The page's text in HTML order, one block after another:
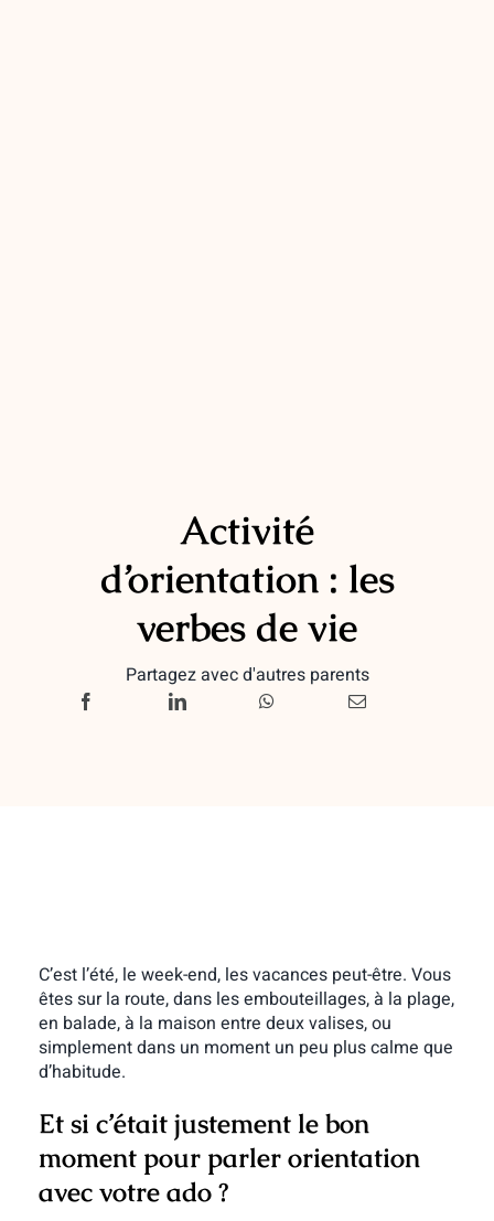
Activité
d’orientation : les
verbes de vie
Partagez avec d'autres parents
C’est l’été, le week-end, les vacances peut-être. Vous
êtes sur la route, dans les embouteillages, à la plage,
en balade, à la maison entre deux valises, ou
simplement dans un moment un peu plus calme que
d’habitude.
Et si c’était justement le bon
moment pour parler orientation
avec votre ado?